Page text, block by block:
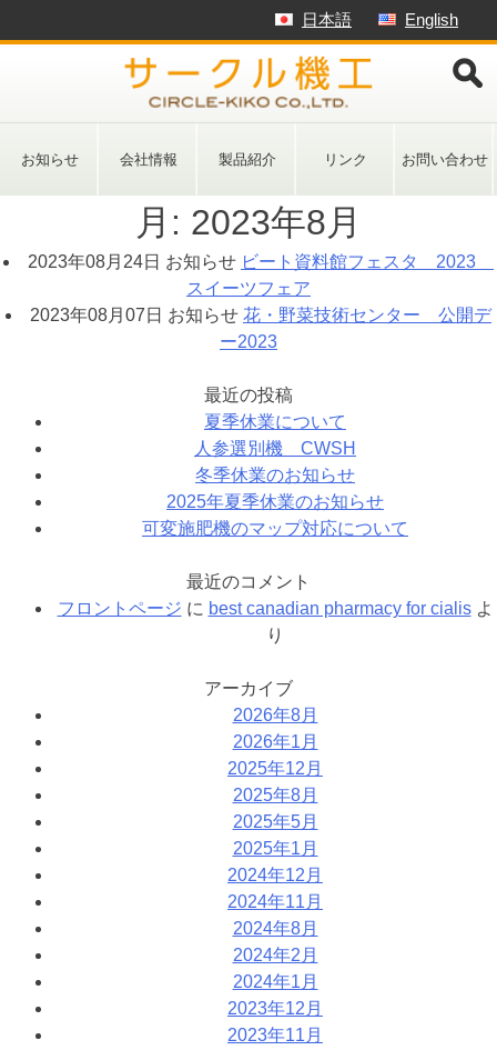
Skip
to
content
English
日本語
お知らせ 会社情報 製品紹介 リンク お問い合わせ
月: 2023年8月
2023年08月24日 お知らせ ビート資料館フェスタ 2023
スイーツフェア
2023年08月07日 お知らせ 花・野菜技術センター 公開デ
ー2023
最近の投稿
夏季休業について
人参選別機 CWSH
冬季休業のお知らせ
2025年夏季休業のお知らせ
可変施肥機のマップ対応について
最近のコメント
フロントページ に best canadian pharmacy for cialisよ
り
アーカイブ
2026年8月
2026年1月
2025年12月
2025年8月
2025年5月
2025年1月
2024年12月
2024年11月
2024年8月
2024年2月
2024年1月
2023年12月
2023年11月